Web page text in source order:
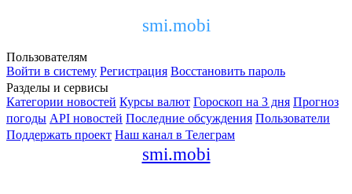
smi.mobi
Пользователям
Войти в систему Регистрация Восстановить пароль
Разделы и сервисы
Категории новостей Курсы валют Гороскоп на 3 дня Прогноз
погоды API новостей Последние обсуждения Пользователи
Поддержать проект Наш канал в Телеграм
smi.mobi